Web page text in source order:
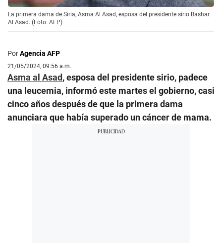
La primera dama de Siria, Asma Al Asad, esposa del presidente sirio Bashar
Al Asad. (Foto: AFP)
PorAgencia AFP
21/05/2024, 09:56 a.m.
Asma al Asad, esposa del presidente sirio, padece
una leucemia, informó este martes el gobierno, casi
cinco años después de que la primera dama
anunciara que había superado un cáncer de mama.